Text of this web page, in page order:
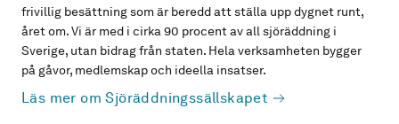
frivillig besättning som är beredd att ställa upp dygnet runt,
året om. Vi är med i cirka 90 procent av all sjöräddning i
Sverige, utan bidrag från staten. Hela verksamheten bygger
på gåvor, medlemskap och ideella insatser.
Läs mer om Sjöräddningssällskapet